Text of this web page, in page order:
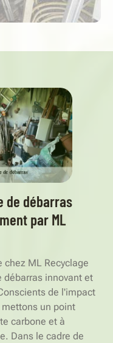
de débarras
par ML
chez ML Recyclage
débarras innovant et
de l'impact
un point
carbone et à
Dans le cadre de